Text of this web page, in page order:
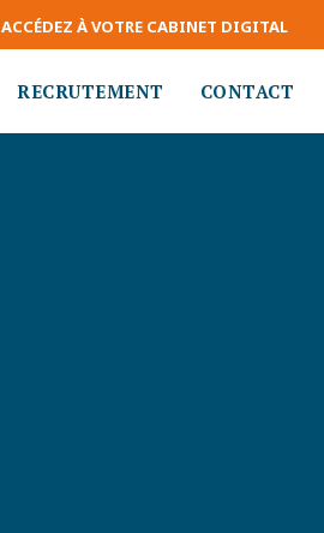
ACCÉDEZ À VOTRE CABINET DIGITAL
RECRUTEMENT CONTACT